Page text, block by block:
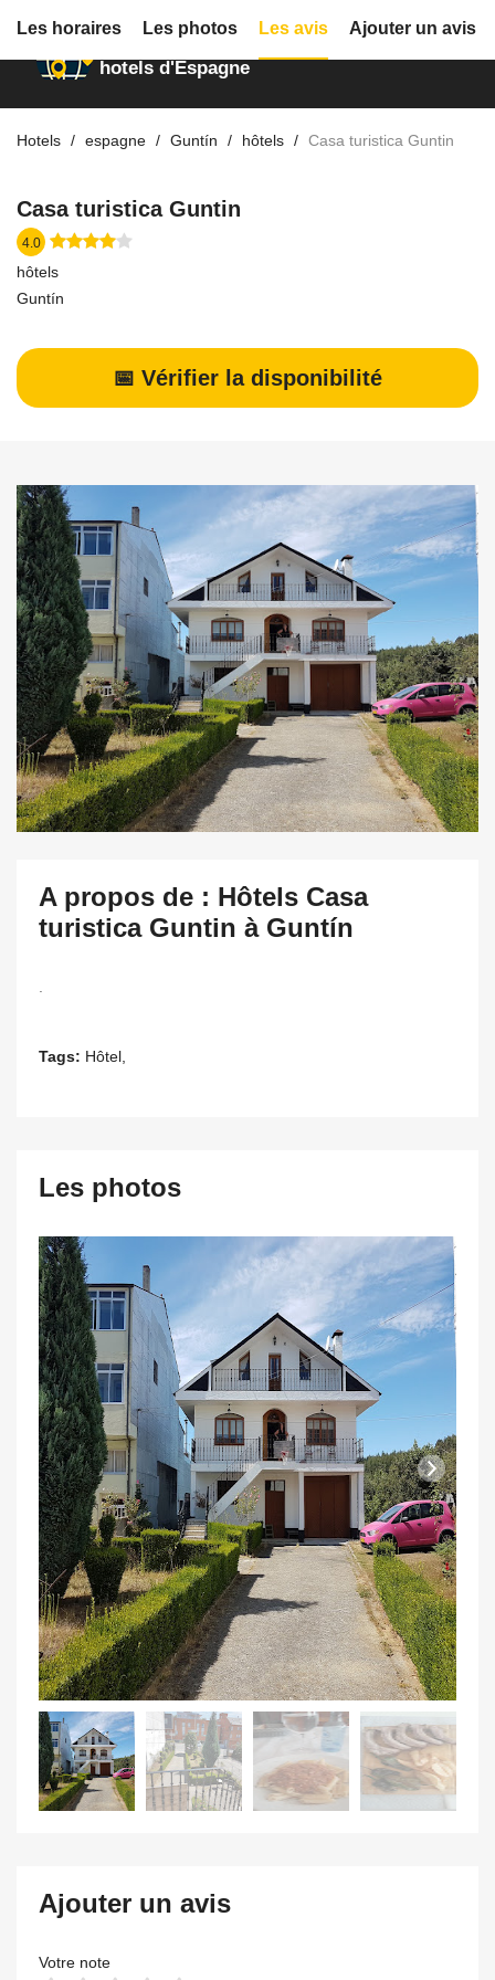
Annuaire des
hotels d'Espagne
Hotels espagne Guntín hôtels Casa turistica Guntin
Casa turistica Guntin
4.0
hôtels
Guntín
📅 Vérifier la disponibilité
Les horaires Les photos Les avis Ajouter un avis
A propos de : Hôtels Casa
turistica Guntin à Guntín
Tags: Hôtel,
Les photos
Ajouter un avis
Votre note